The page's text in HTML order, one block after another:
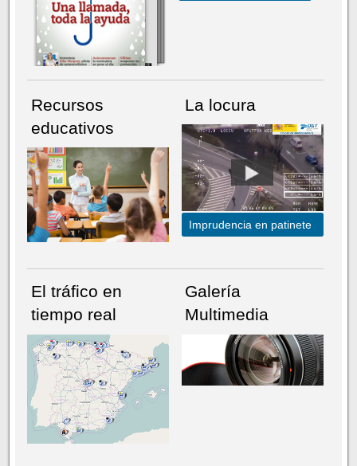
NÚMERO ACTUALHEMEROTECA
Recursos
educativos
La locura
Imprudencia en patinete
El tráfico en
tiempo real
Galería
Multimedia